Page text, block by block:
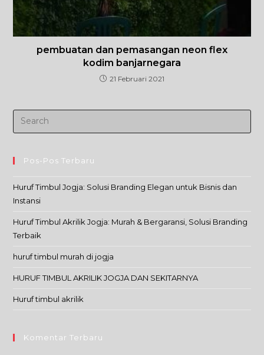
pembuatan dan pemasangan neon flex
kodim banjarnegara
21 Februari 2021
Pos-Pos Terbaru
Huruf Timbul Jogja: Solusi Branding Elegan untuk Bisnis dan
Instansi
Huruf Timbul Akrilik Jogja: Murah & Bergaransi, Solusi Branding
Terbaik
huruf timbul murah di jogja
HURUF TIMBUL AKRILIK JOGJA DAN SEKITARNYA
Huruf timbul akrilik
Komentar Terbaru